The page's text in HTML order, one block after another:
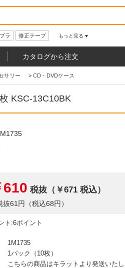
ラ 修正テープ もっと見る
カタログから注文
サリー > CD・DVDケース
KSC-13C10BK
610 税抜（￥671 税込）
61円（税込68円）
ト:6ポイント
1M1735
1パック（10枚）
こちらの商品はキラットより発送いた